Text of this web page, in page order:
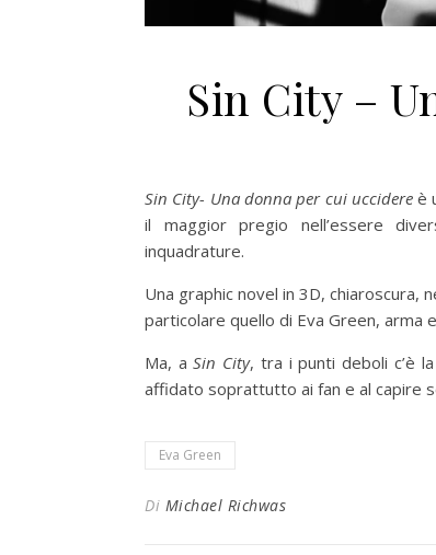
Sin City –
Sin City- Una donna per cui uccidereè
il maggior pregio nell’essere
inquadrature.
Una graphic novel in 3D,
particolare quello di Eva Green, arma
Ma, a Sin City, tra i punti deboli c’è
affidato soprattutto ai fan e al capire
Eva Green
Di Michael Richwas